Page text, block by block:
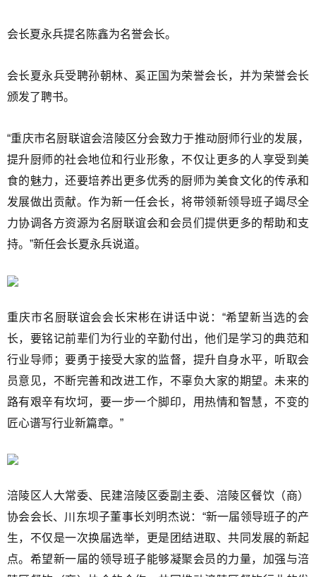
会长夏永兵提名陈鑫为名誉会长。
会长夏永兵受聘孙朝林、奚正国为荣誉会长，并为荣誉会长
颁发了聘书。
“重庆市名厨联谊会涪陵区分会致力于推动厨师行业的发展，
提升厨师的社会地位和行业形象，不仅让更多的人享受到美
食的魅力，还要培养出更多优秀的厨师为美食文化的传承和
发展做出贡献。作为新一任会长，将带领新领导班子竭尽全
力协调各方资源为名厨联谊会和会员们提供更多的帮助和支
持。”新任会长夏永兵说道。
重庆市名厨联谊会会长宋彬在讲话中说：“希望新当选的会
长，要铭记前辈们为行业的辛勤付出，他们是学习的典范和
行业导师；要勇于接受大家的监督，提升自身水平，听取会
员意见，不断完善和改进工作，不辜负大家的期望。未来的
路有艰辛有坎坷，要一步一个脚印，用热情和智慧，不变的
匠心谱写行业新篇章。”
涪陵区人大常委、民建涪陵区委副主委、涪陵区餐饮（商）
协会会长、川东坝子董事长刘明杰说：“新一届领导班子的产
生，不仅是一次换届选举，更是团结进取、共同发展的新起
点。希望新一届的领导班子能够凝聚会员的力量，加强与涪